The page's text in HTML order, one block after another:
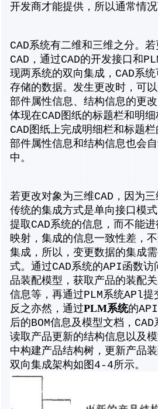
开发商才能提供，所以通常情况
CAD系统有二维和三维之分。
CAD，通过CAD的开发接口和
现两系统的双向集成，CAD系
存储的数据。发生更改时，可
部件属性信息、结构信息的更
体现在CAD图纸的标题栏和明
CAD图纸上完成明细栏和标题
部件属性信息和结构信息也会
中。
若更改对象为三维CAD，因为三
传统的集成方式是单向接口模
提取CAD系统的信息，而不能进
映射，集成的信息一致性差，
集成，所以，变更数据的集成
式。通过CAD系统的API函数访
品装配模型，获取产品的装配
信息等，再通过PLM系统APl提
反之亦然，通过PLM系统的
后的BOM信息及模型文档，
读取产品更新的结构信息以及
中构建产品结构树，更新产品
双向集成架构如图4-4所示。